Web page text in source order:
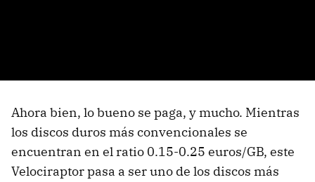
Ahora bien, lo bueno se paga, y mucho. Mientras
los discos duros más convencionales se
encuentran en el ratio 0.15-0.25 euros/GB, este
Velociraptor pasa a ser uno de los discos más